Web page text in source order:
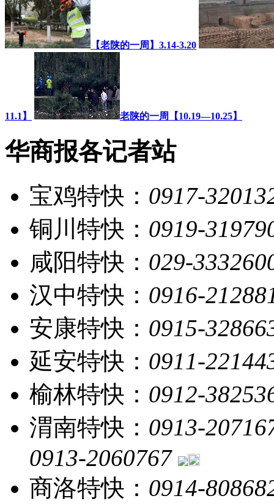
【老陕的一周】3.14-3.20
11.1】 老陕的一周【10.19—10.25】
华商报各记者站
宝鸡特快： 0917-
铜川特快： 0919-
咸阳特快： 029-
汉中特快： 0916-
安康特快： 0915-
延安特快： 0911-
榆林特快： 0912-
渭南特快： 0913-
0913-2060767
商洛特快： 0914-